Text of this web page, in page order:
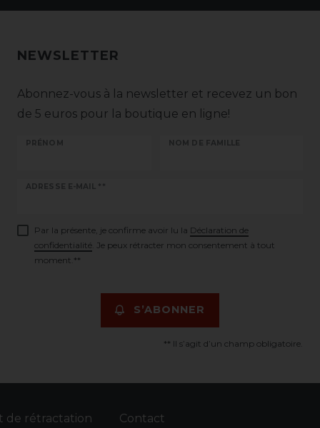
NEWSLETTER
Abonnez-vous à la newsletter et recevez un bon
de 5 euros pour la boutique en ligne!
PRÉNOM NOM DE FAMILLE
ADRESSE E-MAIL **
Ceres::Template.newsletterHoneypotLabel
Par la présente, je confirme avoir lu la Déclaration de
confidentialité . Je peux rétracter mon consentement à tout
moment.**
S’ABONNER
** Il s’agit d’un champ obligatoire.
de rétractation Contact